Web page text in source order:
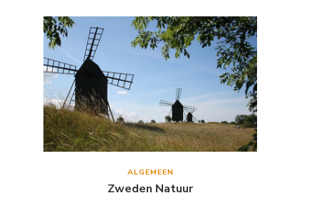
ALGEMEEN
Zweden Natuur